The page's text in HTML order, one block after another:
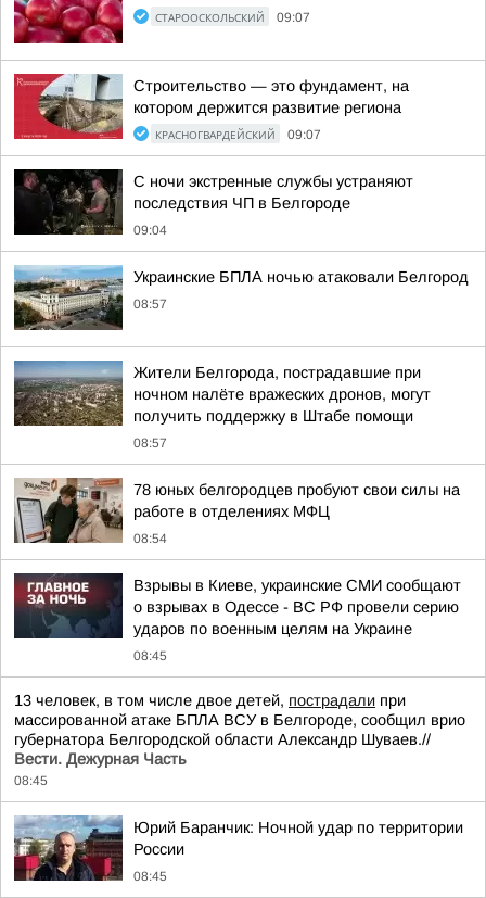
СТАРООСКОЛЬСКИЙ 09:07
Строительство — это фундамент, на
котором держится развитие региона
КРАСНОГВАРДЕЙСКИЙ 09:07
С ночи экстренные службы устраняют
последствия ЧП в Белгороде
09:04
Украинские БПЛА ночью атаковали Белгород
08:57
Жители Белгорода, пострадавшие при
ночном налёте вражеских дронов, могут
получить поддержку в Штабе помощи
08:57
78 юных белгородцев пробуют свои силы на
работе в отделениях МФЦ
08:54
Взрывы в Киеве, украинские СМИ сообщают
о взрывах в Одессе - ВС РФ провели серию
ударов по военным целям на Украине
08:45
13 человек, в том числе двое детей, пострадали при
массированной атаке БПЛА ВСУ в Белгороде, сообщил врио
губернатора Белгородской области Александр Шуваев.//
Вести. Дежурная Часть
08:45
Юрий Баранчик: Ночной удар по территории
России
08:45